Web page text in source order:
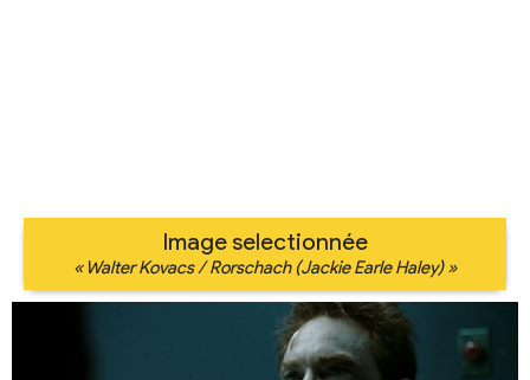
Image selectionnée
« Walter Kovacs / Rorschach (Jackie Earle Haley) »